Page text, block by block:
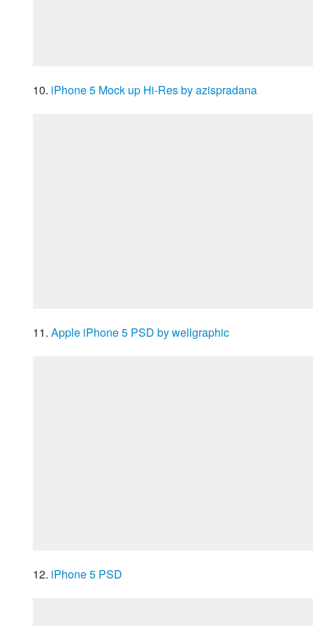
10. iPhone 5 Mock up Hi-Res by azispradana
11. Apple iPhone 5 PSD by wellgraphic
12. iPhone 5 PSD